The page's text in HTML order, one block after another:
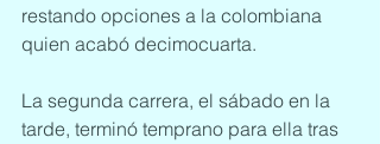
restando opciones a la colombiana
quien acabó decimocuarta.
La segunda carrera, el sábado en la
tarde, terminó temprano para ella tras